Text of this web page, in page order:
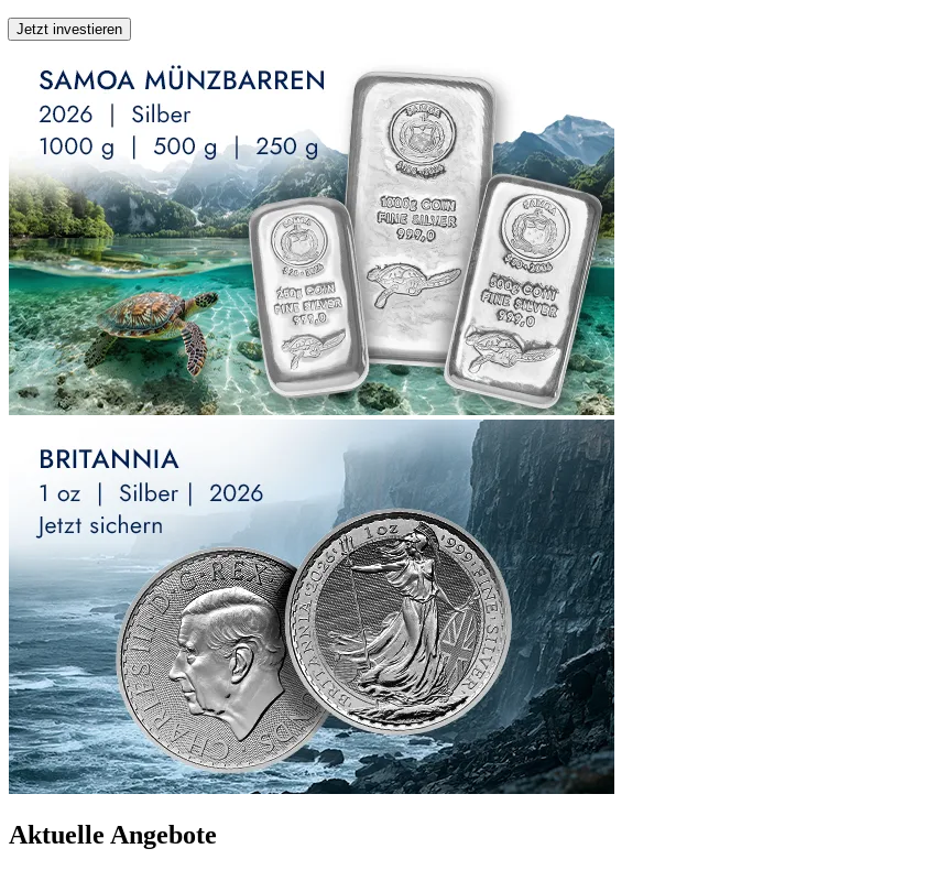
Jetzt investieren
Aktuelle Angebote